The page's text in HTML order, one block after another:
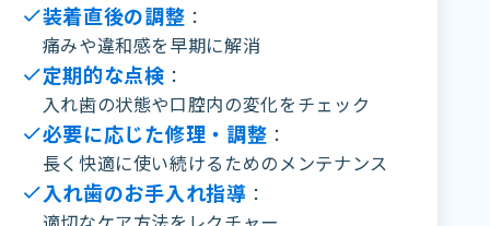
装着直後の調整 ：
痛みや違和感を早期に解消
定期的な点検 ：
入れ歯の状態や口腔内の変化をチェック
必要に応じた修理・調整 ：
長く快適に使い続けるためのメンテナンス
入れ歯のお手入れ指導 ：